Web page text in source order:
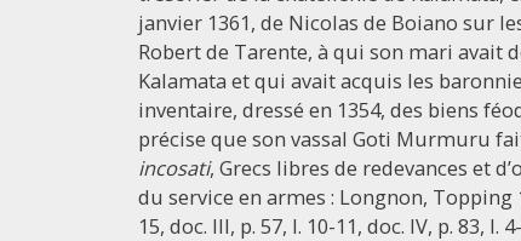
janvier 1361, de Nicolas de Boiano sur
Robert de Tarente, à qui son mari avait
Kalamata et qui avait acquis les
inventaire, dressé en 1354, des biens
précise que son vassal Goti Murmuru
incosati, Grecs libres de redevances et
du service en armes : Longnon, Topping
15, doc. III, p. 57, l. 10-11, doc. IV, p. 83, l.